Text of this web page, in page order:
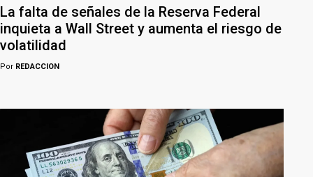
La falta de señales de la Reserva Federal
inquieta a Wall Street y aumenta el riesgo de
volatilidad
Por REDACCION